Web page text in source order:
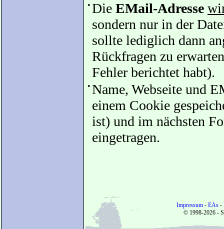
• Die EMail-Adresse
sondern nur in der
sollte lediglich dann
Rückfragen zu
Fehler berichtet habt).
• Name, Webseite und
einem Cookie
ist) und im nächsten
eingetragen.
Impressum - EAs -
© 1998-2026 -